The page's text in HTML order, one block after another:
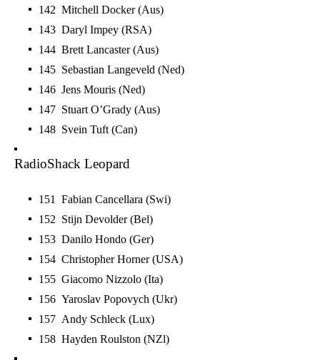
142 Mitchell Docker (Aus)
143 Daryl Impey (RSA)
144 Brett Lancaster (Aus)
145 Sebastian Langeveld (Ned)
146 Jens Mouris (Ned)
147 Stuart O’Grady (Aus)
148 Svein Tuft (Can)
RadioShack Leopard
151 Fabian Cancellara (Swi)
152 Stijn Devolder (Bel)
153 Danilo Hondo (Ger)
154 Christopher Horner (USA)
155 Giacomo Nizzolo (Ita)
156 Yaroslav Popovych (Ukr)
157 Andy Schleck (Lux)
158 Hayden Roulston (NZl)